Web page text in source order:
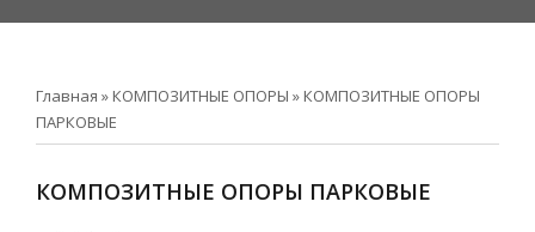
Главная » КОМПОЗИТНЫЕ ОПОРЫ » КОМПОЗИТНЫЕ ОПОРЫ
ПАРКОВЫЕ
КОМПОЗИТНЫЕ ОПОРЫ ПАРКОВЫЕ